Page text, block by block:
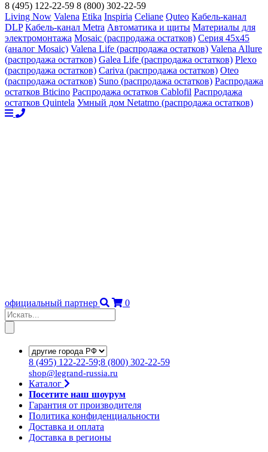
8 (495) 122-22-59 8 (800) 302-22-59
Living Now Valena Etika Inspiria Celiane Quteo Кабель-канал
DLP Кабель-канал Metra Автоматика и щиты Материалы для
электромонтажа Mosaic (распродажа остатков) Серия 45х45
(аналог Mosaic) Valena Life (распродажа остатков) Valena Allure
(распродажа остатков) Galea Life (распродажа остатков) Plexo
(распродажа остатков) Cariva (распродажа остатков) Oteo
(распродажа остатков) Suno (распродажа остатков) Распродажа
остатков Bticino Распродажа остатков Cablofil Распродажа
остатков Quintela Умный дом Netatmo (распродажа остатков)
официальный партнер 0
8 (495) 122-22-59;8 (800) 302-22-59
shop@legrand-russia.ru
Каталог
Посетите наш шоурум
Гарантия от производителя
Политика конфиденциальности
Доставка и оплата
Доставка в регионы